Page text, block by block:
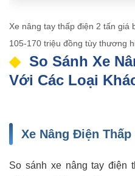
Xe nâng tay thấp điện 2 tấn giá
105-170 triệu đồng tùy thương
So Sánh Xe
Với Các Loại
Xe Nâng Điện
So sánh xe nâng tay điện